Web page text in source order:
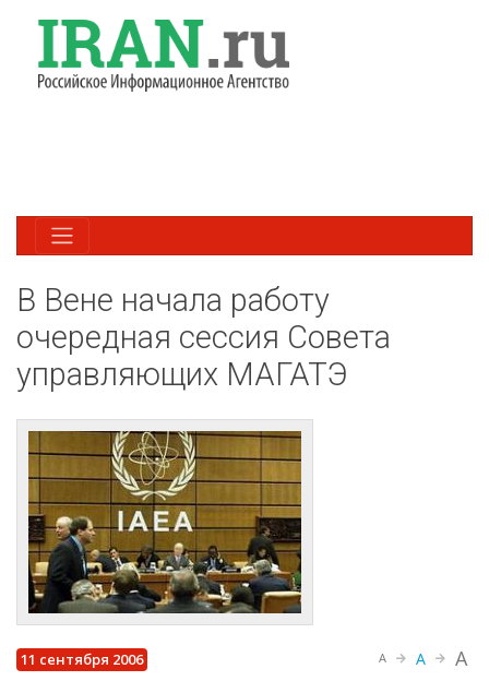
В Вене начала работу
очередная сессия Совета
управляющих МАГАТЭ
11 сентября 2006 A A A